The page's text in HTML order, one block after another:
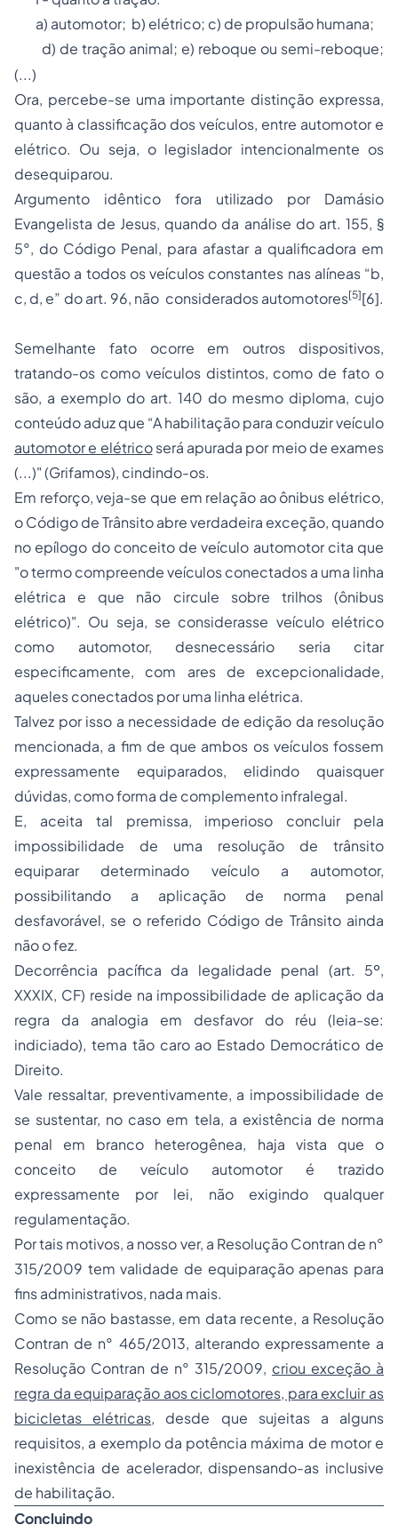
a) automotor; b) elétrico; c) de propulsão humana;
d) de tração animal; e) reboque ou semi-reboque;
(...)
Ora, percebe-se uma importante distinção expressa,
quanto à classificação dos veículos, entre automotor e
elétrico. Ou seja, o legislador intencionalmente os
desequiparou.
Argumento idêntico fora utilizado por Damásio
Evangelista de Jesus, quando da análise do art. 155, §
5°, do Código Penal, para afastar a qualificadora em
questão a todos os veículos constantes nas alíneas “b,
c, d, e” do art. 96, não considerados automotores[5][6].
Semelhante fato ocorre em outros dispositivos,
tratando-os como veículos distintos, como de fato o
são, a exemplo do art. 140 do mesmo diploma, cujo
conteúdo aduz que “A habilitação para conduzir veículo
automotor e elétricoserá apurada por meio de exames
(...)" (Grifamos), cindindo-os.
Em reforço, veja-se que em relação ao ônibus elétrico,
o Código de Trânsito abre verdadeira exceção, quando
no epílogo do conceito de veículo automotor cita que
"o termo compreende veículos conectados a uma linha
elétrica e que não circule sobre trilhos (ônibus
elétrico)". Ou seja, se considerasse veículo elétrico
como automotor, desnecessário seria citar
especificamente, com ares de excepcionalidade,
aqueles conectados por uma linha elétrica.
Talvez por isso a necessidade de edição da resolução
mencionada, a fim de que ambos os veículos fossem
expressamente equiparados, elidindo quaisquer
dúvidas, como forma de complemento infralegal.
E, aceita tal premissa, imperioso concluir pela
impossibilidade de uma resolução de trânsito
equiparar determinado veículo a automotor,
possibilitando a aplicação de norma penal
desfavorável, se o referido Código de Trânsito ainda
não o fez.
Decorrência pacífica da legalidade penal (art. 5º,
XXXIX, CF) reside na impossibilidade de aplicação da
regra da analogia em desfavor do réu (leia-se:
indiciado), tema tão caro ao Estado Democrático de
Direito.
Vale ressaltar, preventivamente, a impossibilidade de
se sustentar, no caso em tela, a existência de norma
penal em branco heterogênea, haja vista que o
conceito de veículo automotor é trazido
expressamente por lei, não exigindo qualquer
regulamentação.
Por tais motivos, a nosso ver, a Resolução Contran de n°
315/2009 tem validade de equiparação apenas para
fins administrativos, nada mais.
Como se não bastasse, em data recente, a Resolução
Contran de n° 465/2013, alterando expressamente a
Resolução Contran de n° 315/2009, criou exceção à
regra da equiparação aos ciclomotores, para excluir as
bicicletas elétricas, desde que sujeitas a alguns
requisitos, a exemplo da potência máxima de motor e
inexistência de acelerador, dispensando-as inclusive
de habilitação.
Concluindo